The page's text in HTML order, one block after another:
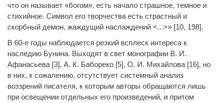
что он называет «богом», есть начало страшное, темное и
стихийное. Символ его творчества есть страстный и
скорбный демон, жаждущий наслаждений <...>» [10, 198].
В 60-е годы наблюдается резкий всплеск интереса к
наследию Бунина. Выходят в свет монографии В. И.
Афанасьева [3], А. К. Бабореко [5], О. И. Михайлова [16], но
в них, к сожалению, отсутствует системный анализ
воззрений писателя, к которым авторы обращаются лишь
при освещении отдельных его произведений, и притом